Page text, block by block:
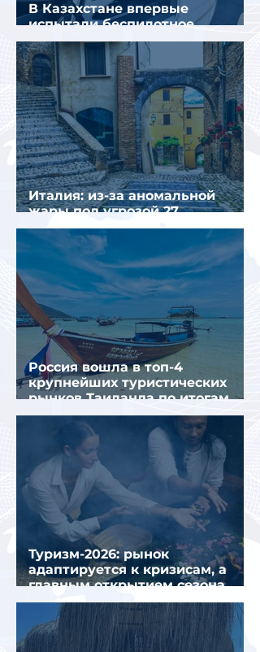
В Казахстане впервые
испытали беспилотное
аэротакси с пассажирами
Италия: из-за аномальной
жары под угрозой 27
крупнейших городов
Россия вошла в топ-4
крупнейших туристических
рынков Таиланда по итогам
семи месяцев 2026 года
Туризм-2026: рынок
адаптируется к кризисам, а
главным открытием сезона
стал Вьетнам